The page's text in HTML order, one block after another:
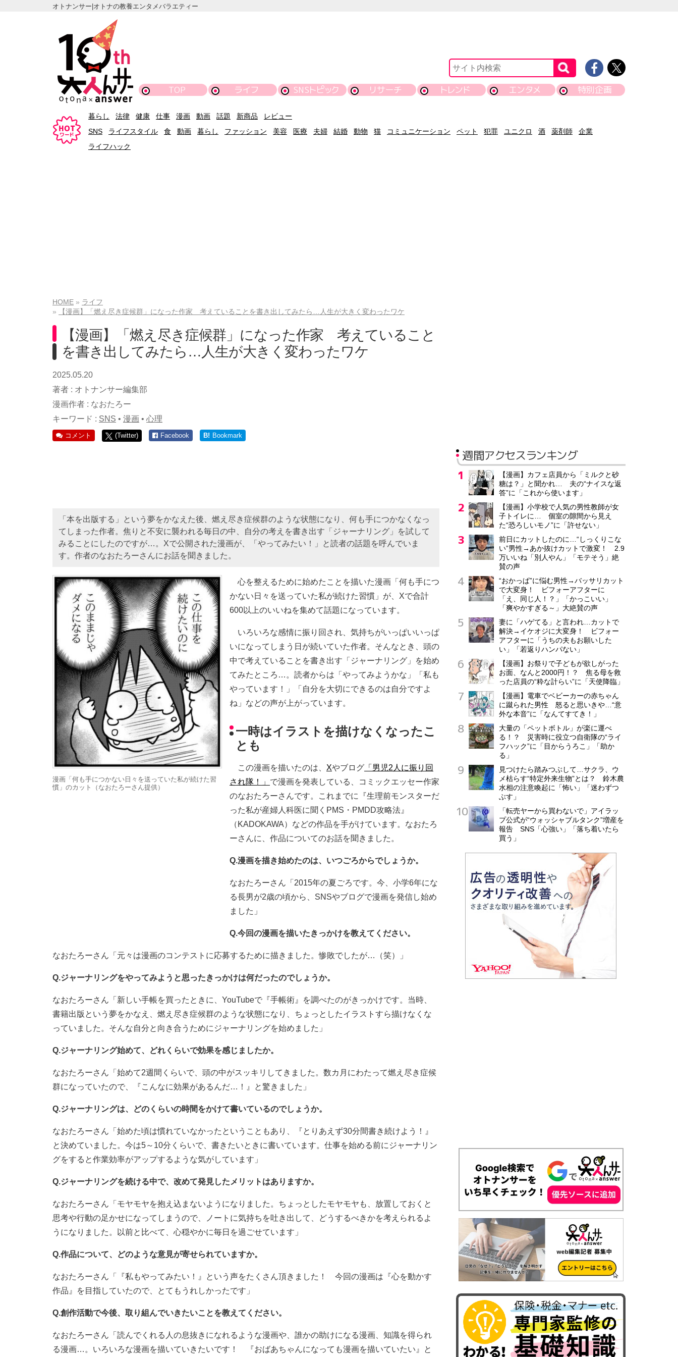
オトナンサー|オトナの教養エンタメバラエティー
TOP ライフ SNSトピック リサーチ トレンド エンタメ 特別企画
暮らし 法律 健康 仕事 漫画 動画 話題 新商品
レビュー
SNS
ライフスタイル 食 動画 暮らし ファッション 美容 医療 夫婦 結婚 動物 猫 コミュニケーション ペット 犯罪 ユニクロ 酒 薬剤師
企業
ライフハック
HOME
ライフ
【漫画】「燃え尽き症候群」になった作家 考えていることを書き出してみたら…人生が大きく変わったワケ
【漫画】「燃え尽き症候群」になった作家 考えていること
を書き出してみたら…人生が大きく変わったワケ
2025.05.20
著者 : オトナンサー編集部
漫画作者 : なおたろー
キーワード : SNS • 漫画 • 心理
コメント (Twitter) Facebook B! Bookmark
「本を出版する」という夢をかなえた後、燃え尽き症候群のような状態になり、何も手につかなくなっ
てしまった作者。焦りと不安に襲われる毎日の中、自分の考えを書き出す「ジャーナリング」を試して
みることにしたのですが…。Xで公開された漫画が、「やってみたい！」と読者の話題を呼んでいま
す。作者のなおたろーさんにお話を聞きました。
漫画「何も手につかない日々を送っていた私が続けた習
慣」のカット（なおたろーさん提供）
心を整えるために始めたことを描いた漫画「何も手につ
かない日々を送っていた私が続けた習慣」が、Xで合計
600以上のいいねを集めて話題になっています。
いろいろな感情に振り回され、気持ちがいっぱいいっぱ
いになってしまう日が続いていた作者。そんなとき、頭の
中で考えていることを書き出す「ジャーナリング」を始め
てみたところ…。読者からは「やってみようかな」「私も
やっています！」「自分を大切にできるのは自分ですよ
ね」などの声が上がっています。
一時はイラストを描けなくなったこ
とも
この漫画を描いたのは、 Xやブログ 「男児2人に振り回
され隊！」 で漫画を発表している、コミックエッセー作家
のなおたろーさんです。これまでに『生理前モンスターだ
った私が産婦人科医に聞くPMS・PMDD攻略法』
（KADOKAWA）などの作品を手がけています。なおたろ
ーさんに、作品についてのお話を聞きました。
Q.漫画を描き始めたのは、いつごろからでしょうか。
なおたろーさん「2015年の夏ごろです。今、小学6年にな
る長男が2歳の頃から、SNSやブログで漫画を発信し始め
ました」
Q.今回の漫画を描いたきっかけを教えてください。
なおたろーさん「元々は漫画のコンテストに応募するために描きました。惨敗でしたが…（笑）」
Q.ジャーナリングをやってみようと思ったきっかけは何だったのでしょうか。
なおたろーさん「新しい手帳を買ったときに、YouTubeで『手帳術』を調べたのがきっかけです。当時、
書籍出版という夢をかなえ、燃え尽き症候群のような状態になり、ちょっとしたイラストすら描けなくな
っていました。そんな自分と向き合うためにジャーナリングを始めました」
Q.ジャーナリング始めて、どれくらいで効果を感じましたか。
なおたろーさん「始めて2週間くらいで、頭の中がスッキリしてきました。数カ月にわたって燃え尽き症候
群になっていたので、『こんなに効果があるんだ…！』と驚きました」
Q.ジャーナリングは、どのくらいの時間をかけて書いているのでしょうか。
なおたろーさん「始めた頃は慣れていなかったということもあり、『とりあえず30分間書き続けよう！』
と決めていました。今は5～10分くらいで、書きたいときに書いています。仕事を始める前にジャーナリン
グをすると作業効率がアップするような気がしています」
Q.ジャーナリングを続ける中で、改めて発見したメリットはありますか。
なおたろーさん「モヤモヤを抱え込まないようになりました。ちょっとしたモヤモヤも、放置しておくと
思考や行動の足かせになってしまうので、ノートに気持ちを吐き出して、どうするべきかを考えられるよ
うになりました。以前と比べて、心穏やかに毎日を過ごせています」
Q.作品について、どのような意見が寄せられていますか。
なおたろーさん「『私もやってみたい！』という声をたくさん頂きました！ 今回の漫画は『心を動かす
作品』を目指していたので、とてもうれしかったです」
Q.創作活動で今後、取り組んでいきたいことを教えてください。
なおたろーさん「読んでくれる人の息抜きになれるような漫画や、誰かの助けになる漫画、知識を得られ
る漫画…。いろいろな漫画を描いていきたいです！ 『おばあちゃんになっても漫画を描いていたい』と
週間アクセスランキング
【漫画】カフェ店員から「ミルクと砂
糖は？」と聞かれ… 夫の“ナイスな返
答”に「これから使います」
【漫画】小学校で人気の男性教師が女
子トイレに… 個室の隙間から見え
た“恐ろしいモノ”に「許せない」
前日にカットしたのに…“しっくりこな
い”男性→あか抜けカットで激変！ 2.9
万いいね「別人やん」「モテそう」絶
賛の声
“おかっぱ”に悩む男性→バッサリカット
で大変身！ ビフォーアフターに
「え、同じ人！？」「かっこいい」
「爽やかすぎる～」大絶賛の声
妻に「ハゲてる」と言われ…カットで
解決→イケオジに大変身！ ビフォー
アフターに「うちの夫もお願いした
い」「若返りハンパない」
【漫画】お祭りで子どもが欲しがった
お面、なんと2000円！？ 焦る母を救
った店員の“粋な計らい”に「天使降臨」
【漫画】電車でベビーカーの赤ちゃん
に蹴られた男性 怒ると思いきや…“意
外な本音”に「なんてすてき！」
大量の「ペットボトル」が楽に運べ
る！？ 災害時に役立つ自衛隊の“ライ
フハック”に「目からうろこ」「助か
る」
見つけたら踏みつぶして…サクラ、ウ
メ枯らす“特定外来生物”とは？ 鈴木農
水相の注意喚起に「怖い」「迷わずつ
ぶす」
「転売ヤーから買わないで」アイラッ
プ公式が“ウォッシャブルタンク”増産を
報告 SNS「心強い」「落ち着いたら
買う」